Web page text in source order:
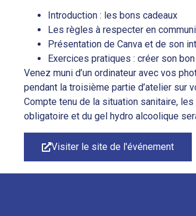
Introduction : les bons cadeaux
Les règles à respecter en
Présentation de Canva et de son
Exercices pratiques : créer son
Venez muni d’un ordinateur avec vos
pendant la troisième partie d’atelier sur
Compte tenu de la situation sanitaire,
obligatoire et du gel hydro alcoolique
Visiter le site de l'événement